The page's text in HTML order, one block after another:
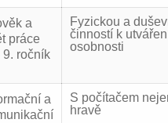
a
práce
9. ročník
Fyzickou a
činností k
osobnosti
a
S počítačem
hravě